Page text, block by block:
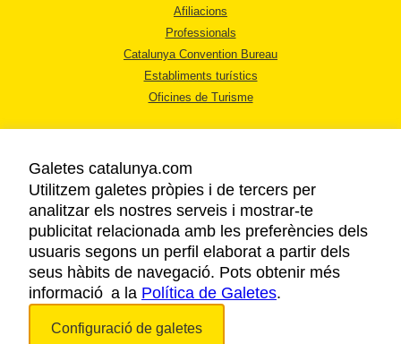
Afiliacions
Professionals
Catalunya Convention Bureau
Establiments turístics
Oficines de Turisme
AVÍS LEGAL
POLÍTICA DE PRIVACITAT
COOKIES
ACCESSIBILITAT
Galetes catalunya.com
Utilitzem galetes pròpies i de tercers per
analitzar els nostres serveis i mostrar-te
publicitat relacionada amb les preferències dels
usuaris segons un perfil elaborat a partir dels
seus hàbits de navegació. Pots obtenir més
informació a la Política de Galetes.
Configuració de galetes